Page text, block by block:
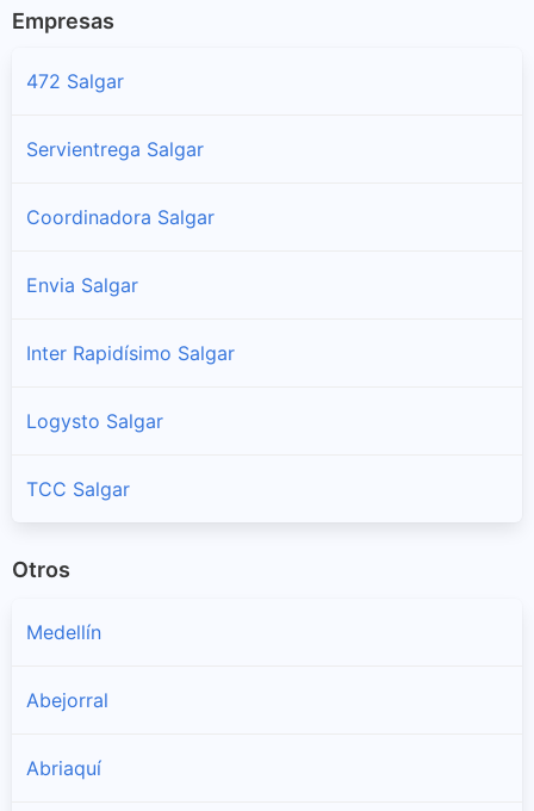
Empresas
472 Salgar
Servientrega Salgar
Coordinadora Salgar
Envia Salgar
Inter Rapidísimo Salgar
Logysto Salgar
TCC Salgar
Otros
Medellín
Abejorral
Abriaquí